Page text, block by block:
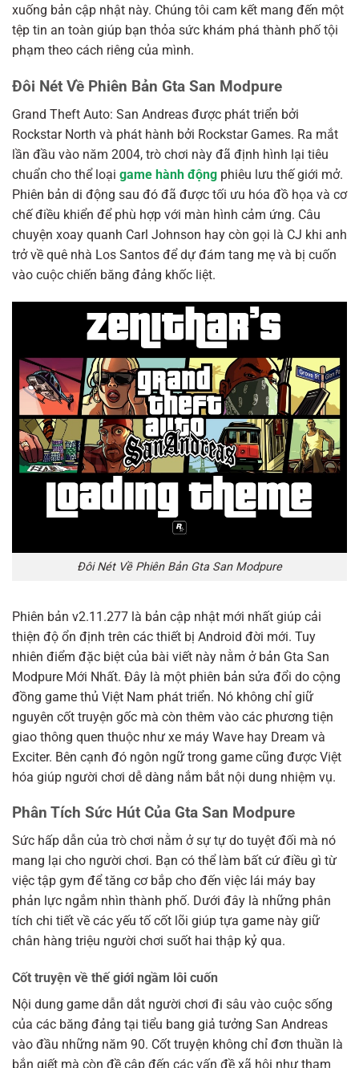
xuống bản cập nhật này. Chúng tôi cam kết mang đến một
tệp tin an toàn giúp bạn thỏa sức khám phá thành phố tội
phạm theo cách riêng của mình.
Đôi Nét Về Phiên Bản Gta San Modpure
Grand Theft Auto: San Andreas được phát triển bởi
Rockstar North và phát hành bởi Rockstar Games. Ra mắt
lần đầu vào năm 2004, trò chơi này đã định hình lại tiêu
chuẩn cho thể loại game hành động phiêu lưu thế giới mở.
Phiên bản di động sau đó đã được tối ưu hóa đồ họa và cơ
chế điều khiển để phù hợp với màn hình cảm ứng. Câu
chuyện xoay quanh Carl Johnson hay còn gọi là CJ khi anh
trở về quê nhà Los Santos để dự đám tang mẹ và bị cuốn
vào cuộc chiến băng đảng khốc liệt.
Đôi Nét Về Phiên Bản Gta San Modpure
Phiên bản v2.11.277 là bản cập nhật mới nhất giúp cải
thiện độ ổn định trên các thiết bị Android đời mới. Tuy
nhiên điểm đặc biệt của bài viết này nằm ở bản Gta San
Modpure Mới Nhất. Đây là một phiên bản sửa đổi do cộng
đồng game thủ Việt Nam phát triển. Nó không chỉ giữ
nguyên cốt truyện gốc mà còn thêm vào các phương tiện
giao thông quen thuộc như xe máy Wave hay Dream và
Exciter. Bên cạnh đó ngôn ngữ trong game cũng được Việt
hóa giúp người chơi dễ dàng nắm bắt nội dung nhiệm vụ.
Phân Tích Sức Hút Của Gta San Modpure
Sức hấp dẫn của trò chơi nằm ở sự tự do tuyệt đối mà nó
mang lại cho người chơi. Bạn có thể làm bất cứ điều gì từ
việc tập gym để tăng cơ bắp cho đến việc lái máy bay
phản lực ngắm nhìn thành phố. Dưới đây là những phân
tích chi tiết về các yếu tố cốt lõi giúp tựa game này giữ
chân hàng triệu người chơi suốt hai thập kỷ qua.
Cốt truyện về thế giới ngầm lôi cuốn
Nội dung game dẫn dắt người chơi đi sâu vào cuộc sống
của các băng đảng tại tiểu bang giả tưởng San Andreas
vào đầu những năm 90. Cốt truyện không chỉ đơn thuần là
bắn giết mà còn đề cập đến các vấn đề xã hội như tham